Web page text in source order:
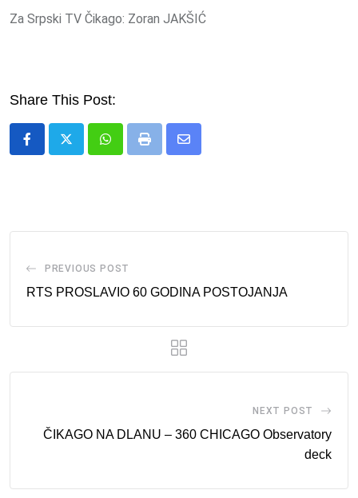
Za Srpski TV Čikago: Zoran JAKŠIĆ
Share This Post:
WhatsappPrint
Share
PREVIOUS POST
RTS PROSLAVIO 60 GODINA POSTOJANJA
NEXT POST
ČIKAGO NA DLANU – 360 CHICAGO Observatory
deck